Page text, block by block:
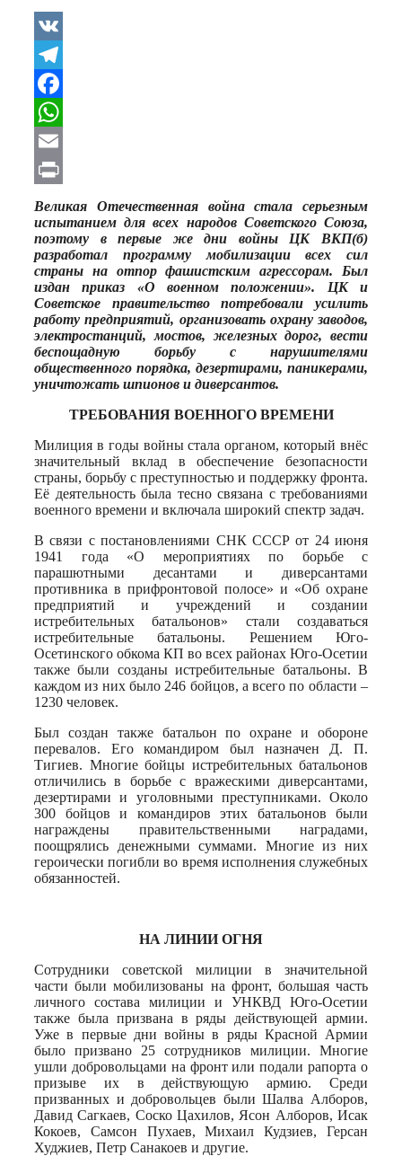
VK
Telegram
Facebook
WhatsApp
Email
Print
Великая Отечественная война стала серьезным
испытанием для всех народов Советского Союза,
поэтому в первые же дни войны ЦК ВКП(б)
разработал программу мобилизации всех сил
страны на отпор фашистским агрессорам. Был
издан приказ «О военном положении». ЦК и
Советское правительство потребовали усилить
работу предприятий, организовать охрану заводов,
электростанций, мостов, железных дорог, вести
беспощадную борьбу с нарушителями
общественного порядка, дезертирами, паникерами,
уничтожать шпионов и диверсантов.
ТРЕБОВАНИЯ ВОЕННОГО ВРЕМЕНИ
Милиция в годы войны стала органом, который внёс
значительный вклад в обеспечение безопасности
страны, борьбу с преступностью и поддержку фронта.
Её деятельность была тесно связана с требованиями
военного времени и включала широкий спектр задач.
В связи с постановлениями СНК СССР от 24 июня
1941 года «О мероприятиях по борьбе с
парашютными десантами и диверсантами
противника в прифронтовой полосе» и «Об охране
предприятий и учреждений и создании
истребительных батальонов» стали создаваться
истребительные батальоны. Решением Юго-
Осетинского обкома КП во всех районах Юго-Осетии
также были созданы истребительные батальоны. В
каждом из них было 246 бойцов, а всего по области –
1230 человек.
Был создан также батальон по охране и обороне
перевалов. Его командиром был назначен Д. П.
Тигиев. Многие бойцы истребительных батальонов
отличились в борьбе с вражескими диверсантами,
дезертирами и уголовными преступниками. Около
300 бойцов и командиров этих батальонов были
награждены правительственными наградами,
поощрялись денежными суммами. Многие из них
героически погибли во время исполнения служебных
обязанностей.
НА ЛИНИИ ОГНЯ
Сотрудники советской милиции в значительной
части были мобилизованы на фронт, большая часть
личного состава милиции и УНКВД Юго-Осетии
также была призвана в ряды действующей армии.
Уже в первые дни войны в ряды Красной Армии
было призвано 25 сотрудников милиции. Многие
ушли добровольцами на фронт или подали рапорта о
призыве их в действующую армию. Среди
призванных и добровольцев были Шалва Алборов,
Давид Сагкаев, Соско Цахилов, Ясон Алборов, Исак
Кокоев, Самсон Пухаев, Михаил Кудзиев, Герсан
Худжиев, Петр Санакоев и другие.